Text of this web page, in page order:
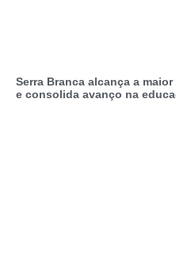
Serra Branca alcança a
e consolida avanço na